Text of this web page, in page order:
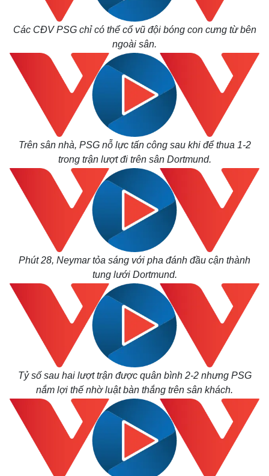
Quan sát
Cuộc sống đó đây
Hồ sơ
Multimedia
Video
E-Magazine
Infographic
Các CĐV PSG chỉ có thể cổ vũ đội bóng con cưng từ bên
ngoài sân.
Trên sân nhà, PSG nỗ lực tấn công sau khi để thua 1-2
trong trận lượt đi trên sân Dortmund.
Phút 28, Neymar tỏa sáng với pha đánh đầu cận thành
tung lưới Dortmund.
Tỷ số sau hai lượt trận được quân bình 2-2 nhưng PSG
nắm lợi thế nhờ luật bàn thắng trên sân khách.